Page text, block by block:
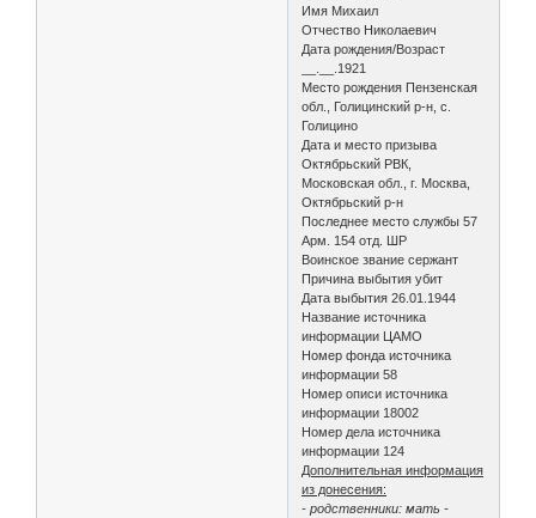
Имя Михаил
Отчество Николаевич
Дата рождения/Возраст
__.__.1921
Место рождения Пензенская
обл., Голицинский р-н, с.
Голицино
Дата и место призыва
Октябрьский РВК,
Московская обл., г. Москва,
Октябрьский р-н
Последнее место службы 57
Арм. 154 отд. ШР
Воинское звание сержант
Причина выбытия убит
Дата выбытия 26.01.1944
Название источника
информации ЦАМО
Номер фонда источника
информации 58
Номер описи источника
информации 18002
Номер дела источника
информации 124
Дополнительная информация
из донесения:
- родственники: мать -